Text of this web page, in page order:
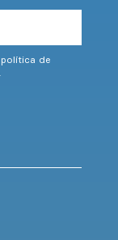
política de